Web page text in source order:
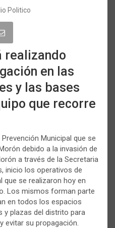
Politico
realizando
en las
y las bases
que recorre
Municipal que se
debido a la invasión de
a través de la Secretaria
inicio los operativos de
que se realizaron hoy en
Los mismos forman parte
en todos los espacios
y plazas del distrito para
evitar su propagación.